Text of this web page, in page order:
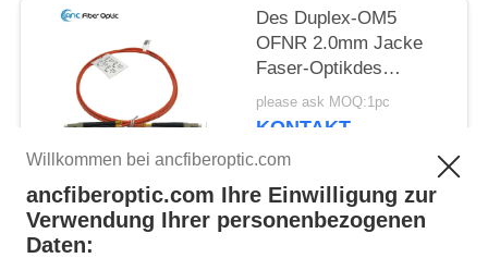
Des Duplex-OM5
OFNR 2.0mm Jacke
Faser-Optikdes
verbindungskabel-in
mehreren Betriebsarten
please ask MOQ:1pc
KONTAKT
Beliebte Kategorien Alle
Willkommen bei ancfiberoptic.com
ancfiberoptic.com Ihre Einwilligung zur
Verwendung Ihrer personenbezogenen
Daten: